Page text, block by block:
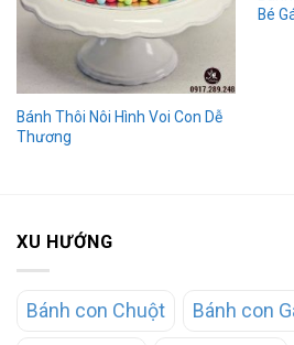
Bánh Thôi Nôi Hình Voi Con Dễ
Thương
Bé
XU HƯỚNG
Bánh con Chuột Bánh con